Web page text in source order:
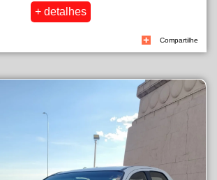
Compartilhe